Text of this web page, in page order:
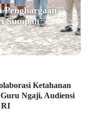
Penghargaan
Sumpah
Ketahanan
Ngaji, Audiensi
RI